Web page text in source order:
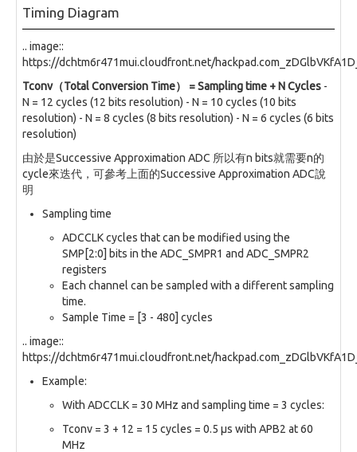
Timing Diagram
.. image::
https://dchtm6r471mui.cloudfront.net/
Tconv（Total Conversion Time） = Sampling time + N Cycles -
N = 12 cycles (12 bits resolution) - N = 10 cycles (10 bits
resolution) - N = 8 cycles (8 bits resolution) - N = 6 cycles (6 bits
resolution)
由於是Successive Approximation ADC 所以有n bits就需要n的
cycle來迭代，可參考上面的Successive Approximation ADC說
明
Sampling time
ADCCLK cycles that can be modified using the
SMP[2:0] bits in the ADC_SMPR1 and ADC_SMPR2
registers
Each channel can be sampled with a different sampling
time.
Sample Time = [3 - 480] cycles
.. image::
https://dchtm6r471mui.cloudfront.net/
Example:
With ADCCLK = 30 MHz and sampling time = 3 cycles:
Tconv = 3 + 12 = 15 cycles = 0.5 µs with APB2 at 60
MHz